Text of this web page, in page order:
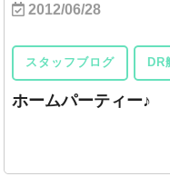
2012/06/28
スタッフブログ DR
ホームパーティー♪